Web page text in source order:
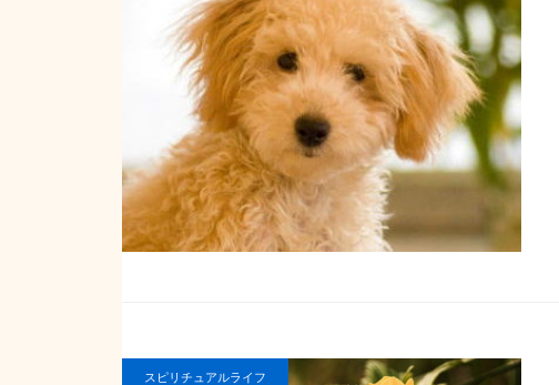
スピリチュアルライフ